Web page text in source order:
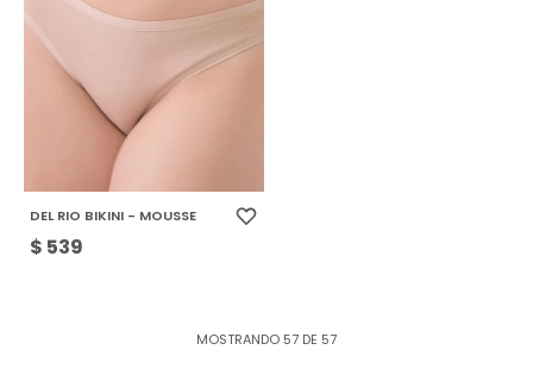
DEL RIO BIKINI - MOUSSE
$ 539
MOSTRANDO 57 DE 57